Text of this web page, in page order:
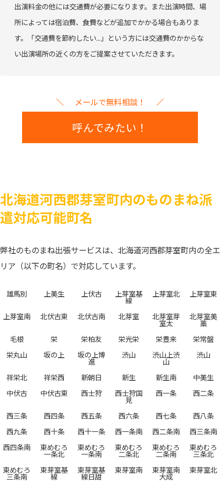
出演料金の他には交通費が必要になります。また出演時間、場
所によっては宿泊費、食費などが追加でかかる場合もありま
す。「交通費を節約したい...」という方には交通費のかからな
い出演場所の近くの方をご提案させていただきます。
メールで無料相談！
呼んでみたい！
北海道河西郡芽室町内のものまね派
遣対応可能町名
弊社のものまね出張サービスは、北海道河西郡芽室町内の全エ
リア（以下の町名）で対応しています。
雄馬別 上美生 上伏古 上芽室基
線
上芽室北 上芽室東
上芽室南 北伏古東 北伏古南 北芽室 北芽室芽
室太
北芽室美
藁
毛根
栄 栄柏友 栄光栄 栄豊来
栄常盤
栄丸山
坂の上 坂の上博
進
渋山 渋山上渋
山
渋山
祥栄北 祥栄西 新朝日 新生 新生南
中美生
中伏古
中伏古東 西士狩 西士狩国
見
西一条 西二条
西三条 西四条 西五条 西六条 西七条
西八条
西九条
西十条 西十一条 西一条南 西二条南
西三条南
西四条南
東めむろ
一条北
東めむろ
一条南
東めむろ
二条北
東めむろ
二条南
東めむろ
三条北
東めむろ
三条南
東芽室基
線
東芽室基
線日甜
東芽室南 東芽室南
大成
東芽室北